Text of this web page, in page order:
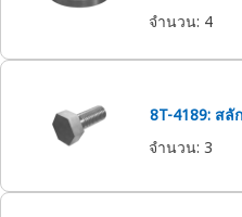
จำนวน: 4
8T-4189: สลั
จำนวน: 3